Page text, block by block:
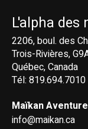
L'alpha des
2206, boul. des
Trois-Rivières,
Québec, Canada
Tél: 819.694.7010
Maïkan Aventure
info@maikan.ca